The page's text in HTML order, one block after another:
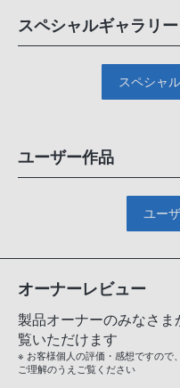
スペシャルギャラリー
スペシャ
ユーザー作品
ユー
オーナーレビュー
製品オーナーのみなさ
覧いただけます
※ お客様個人の評価・感想ですので
ご理解のうえご覧ください